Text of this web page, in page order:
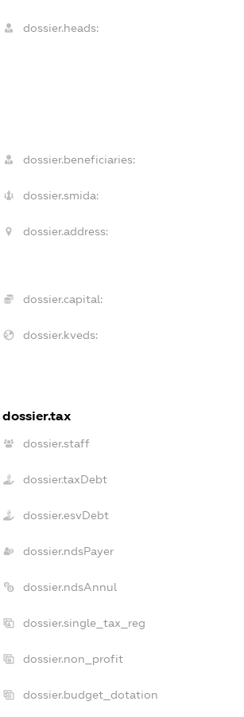
dossier.heads:
dossier.beneficiaries:
dossier.smida:
dossier.address:
dossier.capital:
dossier.kveds:
dossier.tax
dossier.staff
dossier.taxDebt
dossier.esvDebt
dossier.ndsPayer
dossier.ndsAnnul
dossier.single_tax_reg
dossier.non_profit
dossier.budget_dotation